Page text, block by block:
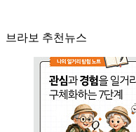
브라보 추천뉴스